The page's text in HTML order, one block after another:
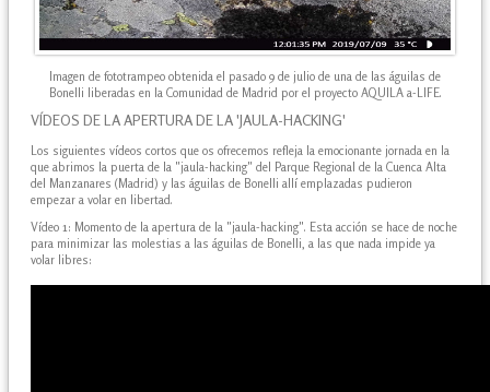
Imagen de fototrampeo obtenida el pasado 9 de julio de una de las águilas de
Bonelli liberadas en la Comunidad de Madrid por el proyecto AQUILA a-LIFE.
VÍDEOS DE LA APERTURA DE LA 'JAULA-HACKING'
Los siguientes vídeos cortos que os ofrecemos refleja la emocionante jornada en la
que abrimos la puerta de la "jaula-hacking" del Parque Regional de la Cuenca Alta
del Manzanares (Madrid) y las águilas de Bonelli allí emplazadas pudieron
empezar a volar en libertad.
Vídeo 1: Momento de la apertura de la "jaula-hacking". Esta acción se hace de noche
para minimizar las molestias a las águilas de Bonelli, a las que nada impide ya
volar libres: